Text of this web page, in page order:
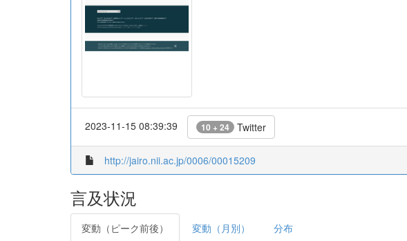
2023-11-15 08:39:39 10 + 24 Twitter
http://jairo.nii.ac.jp/0006/00015209
言及状況
変動（ピーク前後） 変動（月別） 分布